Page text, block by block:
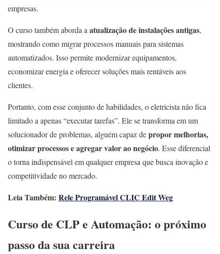
empresas.
O curso também aborda a atualização de instalações antigas,
mostrando como migrar processos manuais para sistemas
automatizados. Isso permite modernizar equipamentos,
economizar energia e oferecer soluções mais rentáveis aos
clientes.
Portanto, com esse conjunto de habilidades, o eletricista não fica
limitado a apenas “executar tarefas”. Ele se transforma em um
solucionador de problemas, alguém capaz depropor melhorias,
otimizar processos e agregar valor ao negócio. Esse diferencial
o torna indispensável em qualquer empresa que busca inovação e
competitividade no mercado.
Leia Também: Rele Programável CLIC Edit Weg
Curso de CLP e Automação: o próximo
passo da sua carreira